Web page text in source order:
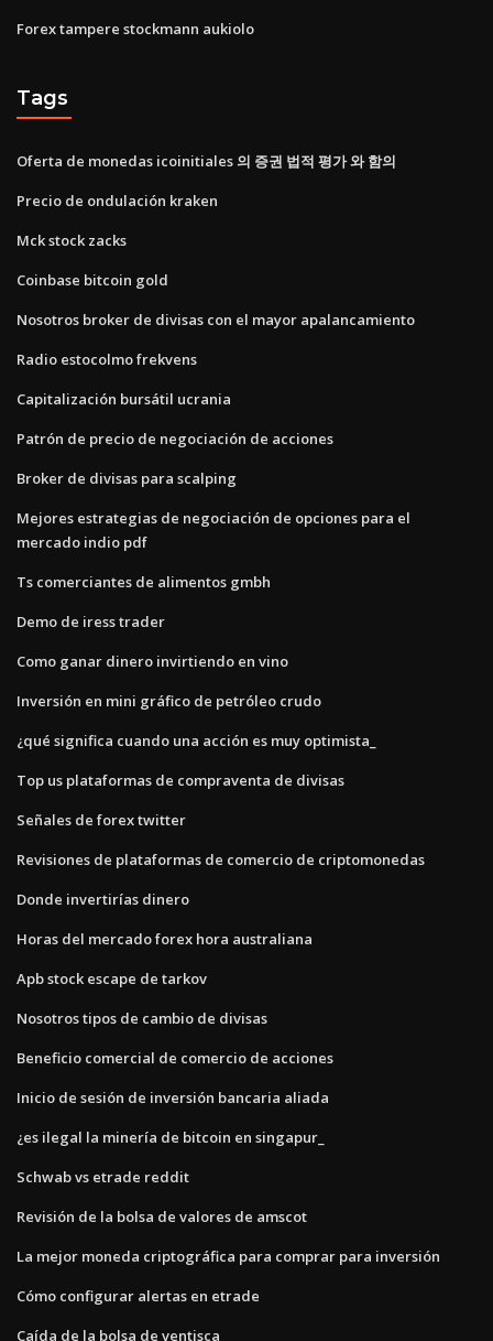
Forex tampere stockmann aukiolo
Tags
Oferta de monedas icoinitiales 의 증권 법적 평가 와 함의
Precio de ondulación kraken
Mck stock zacks
Coinbase bitcoin gold
Nosotros broker de divisas con el mayor apalancamiento
Radio estocolmo frekvens
Capitalización bursátil ucrania
Patrón de precio de negociación de acciones
Broker de divisas para scalping
Mejores estrategias de negociación de opciones para el
mercado indio pdf
Ts comerciantes de alimentos gmbh
Demo de iress trader
Como ganar dinero invirtiendo en vino
Inversión en mini gráfico de petróleo crudo
¿qué significa cuando una acción es muy optimista_
Top us plataformas de compraventa de divisas
Señales de forex twitter
Revisiones de plataformas de comercio de criptomonedas
Donde invertirías dinero
Horas del mercado forex hora australiana
Apb stock escape de tarkov
Nosotros tipos de cambio de divisas
Beneficio comercial de comercio de acciones
Inicio de sesión de inversión bancaria aliada
¿es ilegal la minería de bitcoin en singapur_
Schwab vs etrade reddit
Revisión de la bolsa de valores de amscot
La mejor moneda criptográfica para comprar para inversión
Cómo configurar alertas en etrade
Caída de la bolsa de ventisca